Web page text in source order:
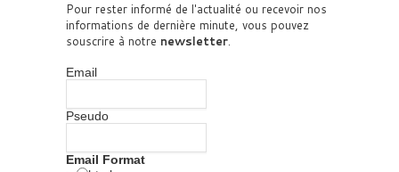
Pour rester informé de l'actualité ou recevoir nos
informations de dernière minute, vous pouvez
souscrire à notre newsletter.
Email
Pseudo
Email Format